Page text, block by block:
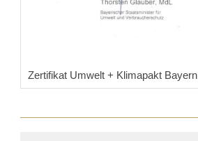
Zertifikat Umwelt + Klimapakt Bayern